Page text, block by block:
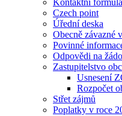
Kontaktní
Czech point
Úřední deska
Obecně závazné
Povinné
Odpovědi na
Zastupitelstvo
Usnesení
Rozpočet
Střet zájmů
Poplatky v roce